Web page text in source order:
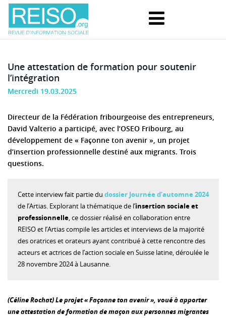
Une attestation de formation pour soutenir
l’intégration
Mercredi 19.03.2025
Directeur de la Fédération fribourgeoise des entrepreneurs,
David Valterio a participé, avec l’OSEO Fribourg, au
développement de « Façonne ton avenir », un projet
d’insertion professionnelle destiné aux migrants. Trois
questions.
Cette interview fait partie du dossier Journée d’automne 2024
de l’Artias. Explorant la thématique de l’insertion sociale et
professionnelle, ce dossier réalisé en collaboration entre
REISO et l’Artias compile les articles et interviews de la majorité
des oratrices et orateurs ayant contribué à cette rencontre des
acteurs et actrices de l’action sociale en Suisse latine, déroulée le
28 novembre 2024 à Lausanne.
(Céline Rochat) Le projet « Façonne ton avenir », voué à apporter
une attestation de formation de maçon aux personnes migrantes